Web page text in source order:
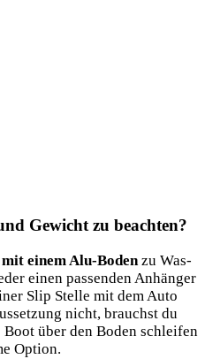
Gewicht zu beachten?
einem Alu-Boden zu Was­
einen pas­sen­den Anhän­ger
Slip Stel­le mit dem Auto
nicht, brauchst du
über den Boden schlei­fen
Option.